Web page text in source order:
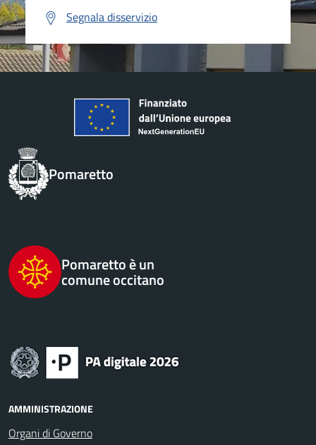
Segnala disservizio
Pomaretto
Pomaretto è un
comune occitano
AMMINISTRAZIONE
Organi di Governo